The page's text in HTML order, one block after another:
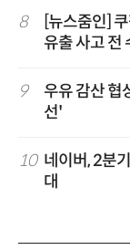
8
[뉴스줌인]
유출 사고 전
9
우유 감산
선'
10 네이버, 2분
대